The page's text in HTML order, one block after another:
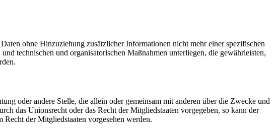
ohne Hinzuziehung zusätzlicher Informationen nicht mehr einer spezifischen
technischen und organisatorischen Maßnahmen unterliegen, die gewährleisten,
oder andere Stelle, die allein oder gemeinsam mit anderen über die Zwecke und
das Unionsrecht oder das Recht der Mitgliedstaaten vorgegeben, so kann der
der Mitgliedstaaten vorgesehen werden.